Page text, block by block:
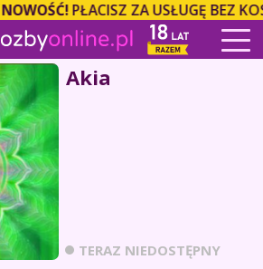
NOWOŚĆ!PŁACISZ ZA USŁUGĘ BEZ
Akia
TERAZ NIEDOSTĘPNY